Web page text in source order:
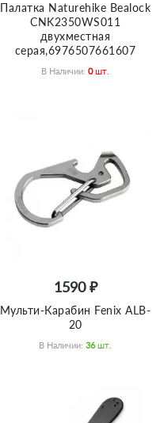
Палатка Naturehike Bealock
CNK2350WS011
двухместная
серая,6976507661607
В Наличии: 0 Шт.
1590 ₽
Мульти-Карабин Fenix ALB-
20
В Наличии: 36 Шт.